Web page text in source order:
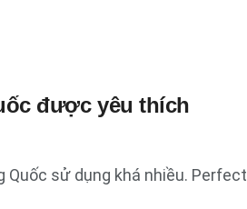
được yêu thích
Quốc sử dụng khá nhiều. Perfect